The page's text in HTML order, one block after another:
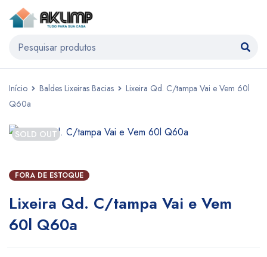
Início Baldes Lixeiras Bacias
Lixeira Qd. C/tampa Vai e Vem 60l
Q60a
SOLD OUT
FORA DE ESTOQUE
Lixeira Qd. C/tampa Vai e Vem
60l Q60a